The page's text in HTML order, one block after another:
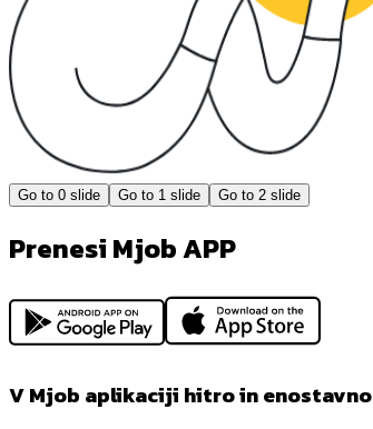
Go to 0 slide Go to 1 slide Go to 2 slide
Prenesi Mjob APP
V Mjob aplikaciji hitro in